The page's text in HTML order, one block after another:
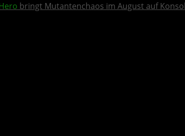
bringt Mutantenchaos im August auf